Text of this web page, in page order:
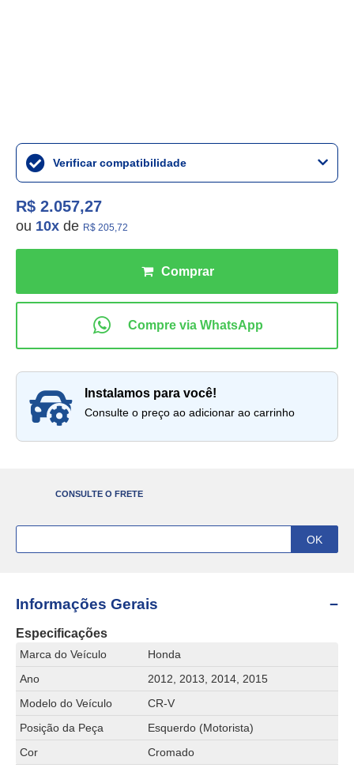
Verificar compatibilidade
R$ 2.057,27
ou 10x de R$ 205,72
instalamos para você!
Consulte o preço ao adicionar ao carrinho
CONSULTE O FRETE
Informações Gerais
Especificações
Marca do Veículo
Honda
Ano
2012, 2013, 2014, 2015
Modelo do Veículo
CR-V
Posição da Peça
Esquerdo (Motorista)
Cor
Cromado